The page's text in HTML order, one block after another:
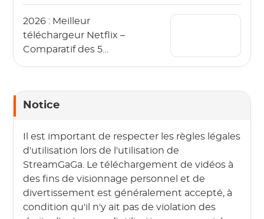
2026 : Meilleur
téléchargeur Netflix –
Comparatif des 5
Notice
Il est important de respecter les règles légales
d'utilisation lors de l'utilisation de
StreamGaGa. Le téléchargement de vidéos à
des fins de visionnage personnel et de
divertissement est généralement accepté, à
condition qu'il n'y ait pas de violation des